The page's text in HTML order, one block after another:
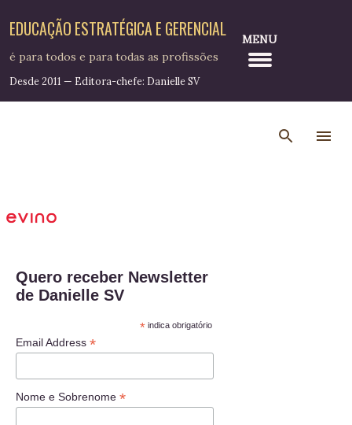
Pular para o conteúdo principal
EDUCAÇÃO ESTRATÉGICA E GERENCIAL
é para todos e para todas as profissões
Desde 2011 — Editora-chefe: Danielle SV
MENU
Quero receber Newsletter
de Danielle SV
*indica obrigatório
Email Address *
Nome e Sobrenome *